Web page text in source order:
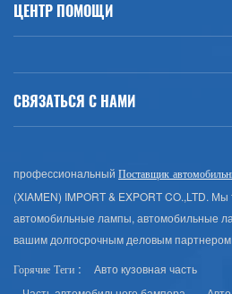
ЦЕНТР ПОМОЩИ
СВЯЗАТЬСЯ С НАМИ
профессиональный Поставщик
(XIAMEN) IMPORT & EXPORT CO.,LTD.
автомобильные лампы, автомобильные
вашим долгосрочным деловым партнером.
Горячие Теги :
Авто кузовная часть